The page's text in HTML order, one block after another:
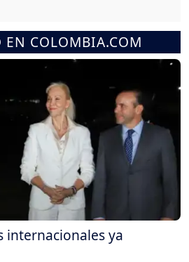
COLOMBIA.COM
internacionales ya